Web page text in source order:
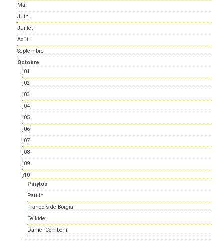
Mai
Juin
Juillet
Août
Septembre
Octobre
j01
j02
j03
j04
j05
j06
j07
j08
j09
j10
Pinytos
Paulin
François de Borgia
Telkide
Daniel Comboni